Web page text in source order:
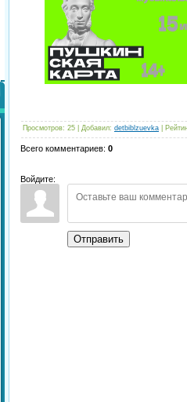
Просмотров: 25 Добавил: detbiblzuevka
Всего комментариев: 0
Войдите:
Отправить